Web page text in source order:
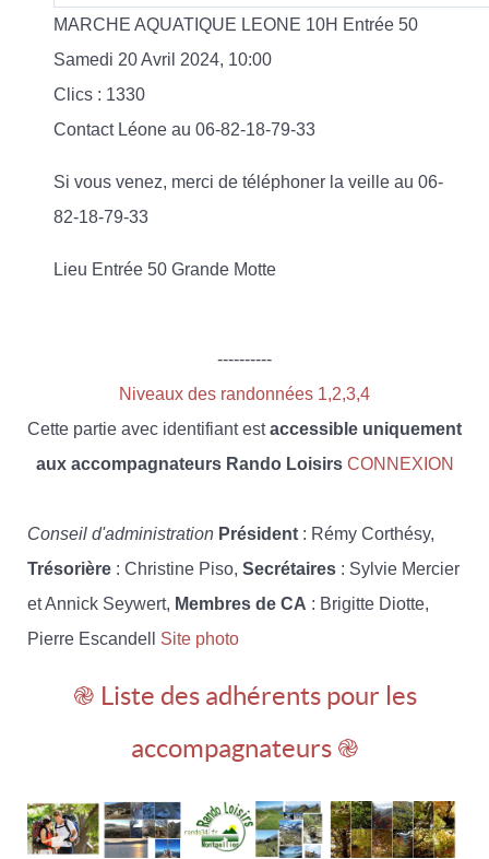
MARCHE AQUATIQUE LEONE 10H Entrée 50
Samedi 20 Avril 2024, 10:00
Clics : 1330
Contact Léone au 06-82-18-79-33
Si vous venez, merci de téléphoner la veille au 06-
82-18-79-33
Lieu Entrée 50 Grande Motte
----------
Niveaux des randonnées 1,2,3,4
Cette partie avec identifiant estaccessible uniquement
aux accompagnateurs Rando Loisirs CONNEXION
Conseil d'administration Président : Rémy Corthésy,
Trésorière : Christine Piso, Secrétaires : Sylvie Mercier
et Annick Seywert, Membres de CA : Brigitte Diotte,
Pierre Escandell Site photo
֎ Liste des adhérents pour les
accompagnateurs ֎